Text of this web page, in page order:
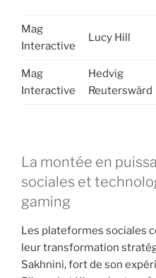
Mag
Interactive
Lucy Hill
Mag
Interactive
Hedvig
Reuterswärd
La montée en
sociales et
gaming
Les plateformes sociales
leur transformation
Sakhnini, fort de son